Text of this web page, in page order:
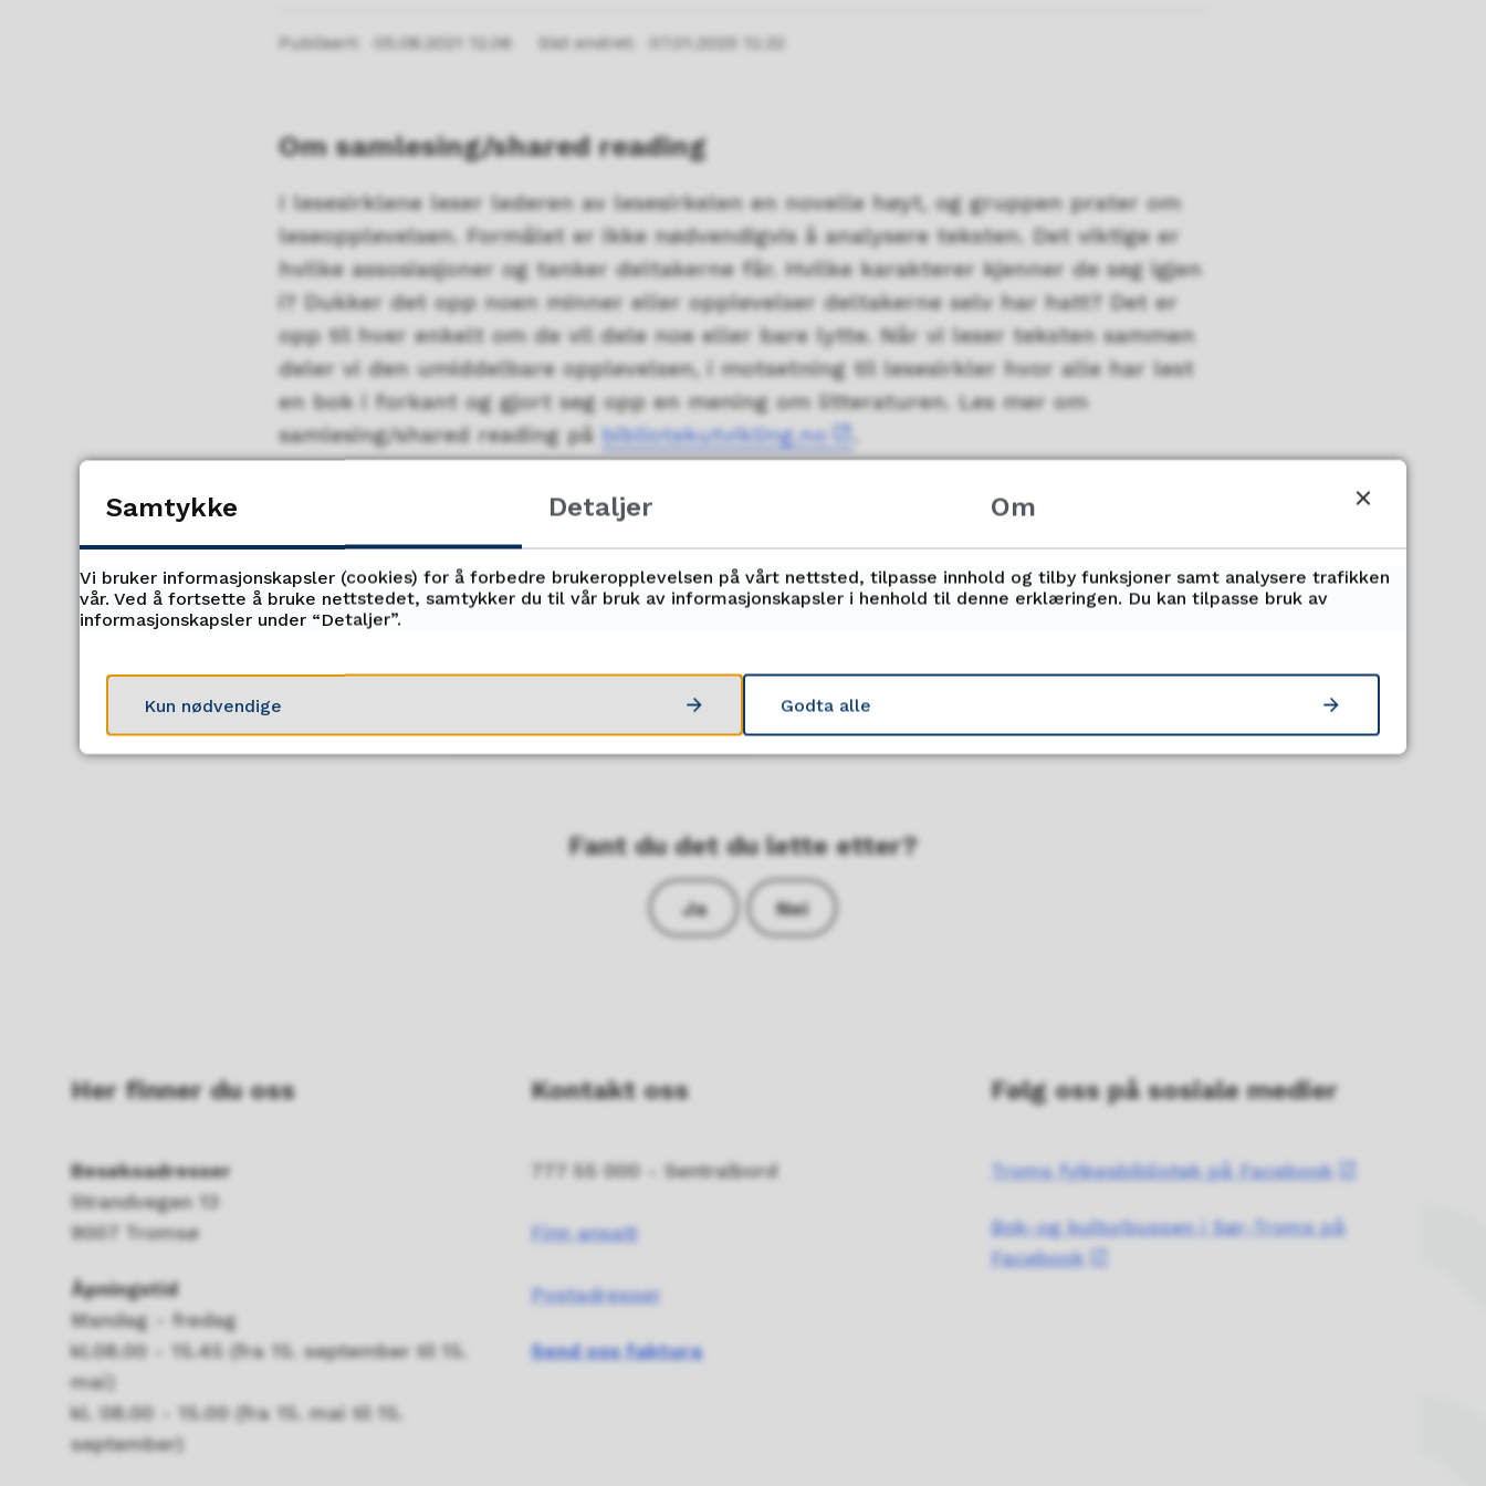
Publisert 05.08.2021 12.06 Sist endret 07.01.2025 12.32
Om samlesing/shared reading
I lesesirklene leser lederen av lesesirkelen en novelle høyt, og gruppen prater om
leseopplevelsen. Formålet er ikke nødvendigvis å analysere teksten. Det viktige er
hvilke assosiasjoner og tanker deltakerne får. Hvilke karakterer kjenner de seg igjen
i? Dukker det opp noen minner eller opplevelser deltakerne selv har hatt? Det er
opp til hver enkelt om de vil dele noe eller bare lytte. Når vi leser teksten sammen
deler vi den umiddelbare opplevelsen, i motsetning til lesesirkler hvor alle har lest
en bok i forkant og gjort seg opp en mening om litteraturen. Les mer om
samlesing/shared reading på bibliotekutvikling.no
Fylkesbiblioteket deltar i et nasjonalt nettverk for arbeid med samlesing/shared
reading. Fylkesbiblioteket arrangerer også shared reading-forum for alle leseledere
i Troms og Finnmark.
Finnneste forum i vår kalender.
Kontaktpersonellen.larsen@tromsfylke.no
Fant du det du lette etter?
Ja Nei
Her finner du oss
Besøksadresser
Strandvegen 13
9007 Tromsø
Åpningstid
Mandag - fredag
kl.08.00 - 15.45 (fra 15. september til 15.
mai)
kl. 08.00 - 15.00 (fra 15. mai til 15.
september)
Kontakt oss
777 55 000 - Sentralbord
Finn ansatt
Postadresser
Send oss faktura
Følg oss på sosiale medier
Troms fylkesbibliotek på Facebook
Bok-og kulturbussen i Sør-Troms på
Facebook
Samtykke Detaljer Om
Vi bruker informasjonskapsler (cookies) for å forbedre brukeropplevelsen på vårt nettsted, tilpasse innhold og tilby funksjoner samt analysere trafikken
vår. Ved å fortsette å bruke nettstedet, samtykker du til vår bruk av informasjonskapsler i henhold til denne erklæringen. Du kan tilpasse bruk av
informasjonskapsler under “Detaljer”.
Kun nødvendige Godta alle